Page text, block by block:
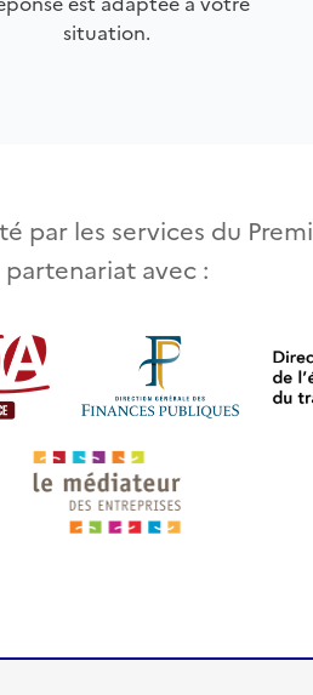
situation.
par les services du
partenariat avec :